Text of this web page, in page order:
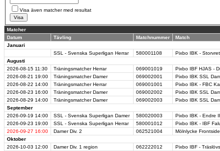
Visa även matcher med resultat
Matcher
Datum
Tävling Matchnummer
Match
Januari
SSL - Svenska Superligan Herrar
580001108
Pixbo IBK -
Augusti
2026-08-15 11:30 Träningsmatcher Herrar 069001019
Pixbo IBF HJAS -
2026-08-21 19:00 Träningsmatcher Damer 069002001
Pixbo IBK SSL
2026-08-22 14:00 Träningsmatcher Herrar 069001001
Pixbo IBK - FBC
2026-08-23 16:00 Träningsmatcher Damer 069002002
Pixbo IBK SSL
2026-08-29 14:00 Träningsmatcher Damer 069002003
Pixbo IBK SSL
September
2026-09-19 14:00 SSL - Svenska Superligan Damer 580020003
Pixbo IBK - Endre
2026-09-23 19:00 SSL - Svenska Superligan Herrar 580001012
Pixbo IBK - IBF
2026-09-27 16:00 Damer Div. 2 062521004
Mölnlycke
Oktober
2026-10-03 12:00 Damer Div. 1 region 062222012
Pixbo IBF -